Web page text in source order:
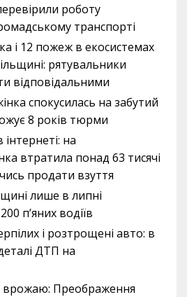
роботу
транспорті
і 12 пожеж в екосистемах
рятувальники
відповідальними
спокусилась на забутий
8 років тюрми
на
втратила понад 63 тисячі
продати взуття
лише в липні
п’яних водіїв
і розтрощені авто: в
ДТП на
врожаю: Преображення